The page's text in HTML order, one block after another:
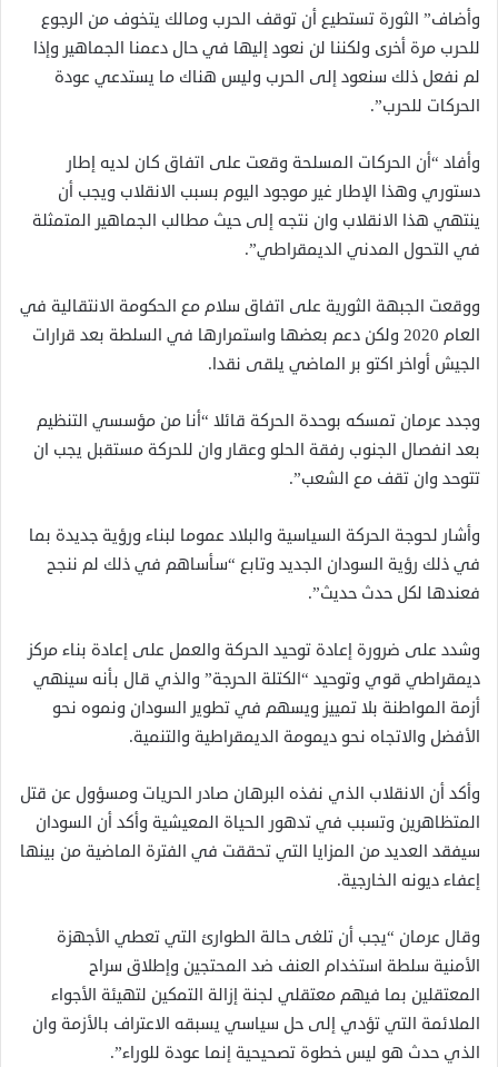
وأضاف” الثورة تستطيع أن توقف الحرب ومالك يتخوف من الرجوع
للحرب مرة أخرى ولكننا لن نعود إليها في حال دعمنا الجماهير وإذا
لم نفعل ذلك سنعود إلى الحرب وليس هناك ما يستدعي عودة
الحركات للحرب”.
وأفاد “أن الحركات المسلحة وقعت على اتفاق كان لديه إطار
دستوري وهذا الإطار غير موجود اليوم بسبب الانقلاب ويجب أن
ينتهي هذا الانقلاب وان نتجه إلى حيث مطالب الجماهير المتمثلة
في التحول المدني الديمقراطي”.
ووقعت الجبهة الثورية على اتفاق سلام مع الحكومة الانتقالية في
العام 2020 ولكن دعم بعضها واستمرارها في السلطة بعد قرارات
الجيش أواخر اكتو بر الماضي يلقى نقدا.
وجدد عرمان تمسكه بوحدة الحركة قائلا “أنا من مؤسسي التنظيم
بعد انفصال الجنوب رفقة الحلو وعقار وان للحركة مستقبل يجب ان
تتوحد وان تقف مع الشعب”.
وأشار لحوجة الحركة السياسية والبلاد عموما لبناء ورؤية جديدة بما
في ذلك رؤية السودان الجديد وتابع “سأساهم في ذلك لم ننجح
فعندها لكل حدث حديث”.
وشدد على ضرورة إعادة توحيد الحركة والعمل على إعادة بناء مركز
ديمقراطي قوي وتوحيد “الكتلة الحرجة” والذي قال بأنه سينهي
أزمة المواطنة بلا تمييز ويسهم في تطوير السودان ونموه نحو
الأفضل والاتجاه نحو ديمومة الديمقراطية والتنمية.
وأكد أن الانقلاب الذي نفذه البرهان صادر الحريات ومسؤول عن قتل
المتظاهرين وتسبب في تدهور الحياة المعيشية وأكد أن السودان
سيفقد العديد من المزايا التي تحققت في الفترة الماضية من بينها
إعفاء ديونه الخارجية.
وقال عرمان “يجب أن تلغى حالة الطوارئ التي تعطي الأجهزة
الأمنية سلطة استخدام العنف ضد المحتجين وإطلاق سراح
المعتقلين بما فيهم معتقلي لجنة إزالة التمكين لتهيئة الأجواء
الملائمة التي تؤدي إلى حل سياسي يسبقه الاعتراف بالأزمة وان
الذي حدث هو ليس خطوة تصحيحية إنما عودة للوراء”.